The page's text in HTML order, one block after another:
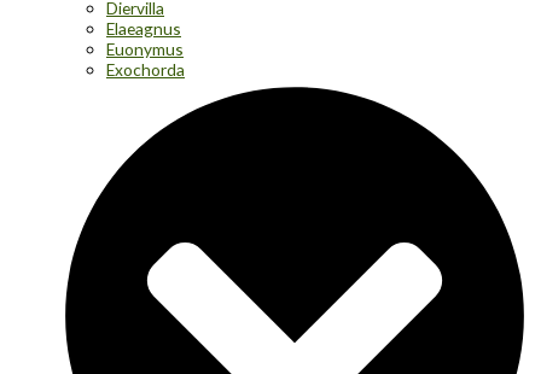
Diervilla
Elaeagnus
Euonymus
Exochorda